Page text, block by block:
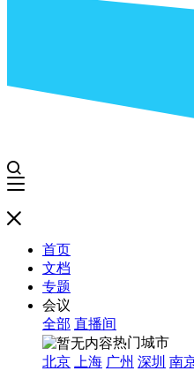
首页
文档
专题
会议
全部 直播间
热门城市
北京
上海 广州 深圳 南